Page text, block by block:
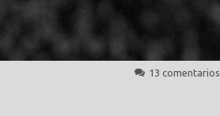
13 comentarios